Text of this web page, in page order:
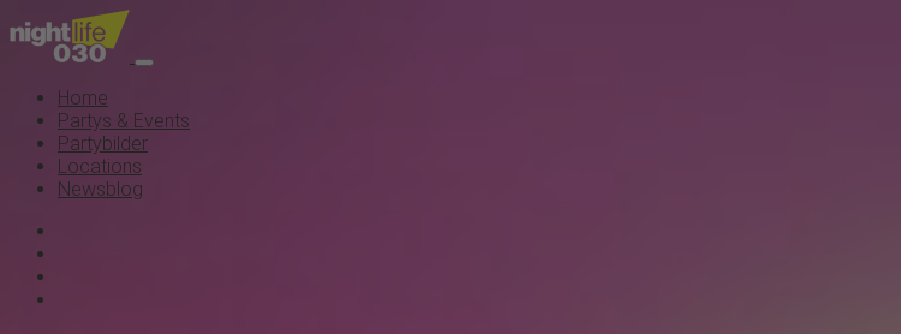
Home
Partys & Events
Partybilder
Locations
Newsblog